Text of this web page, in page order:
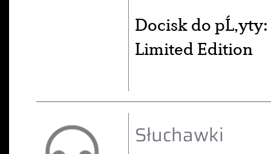
Docisk do
Limited Edition
Słuchawki